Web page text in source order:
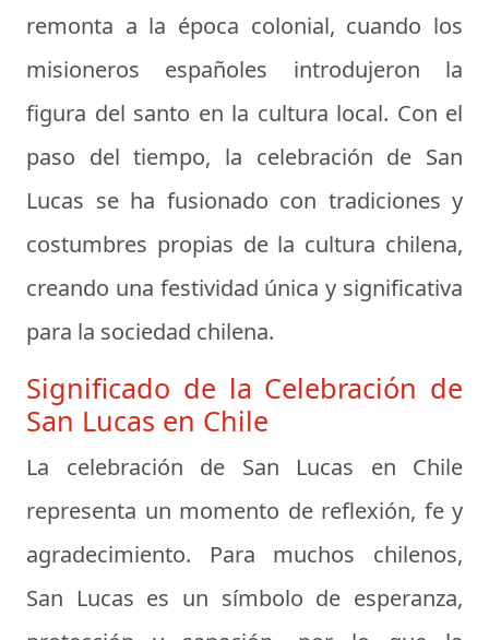
remonta a la época colonial, cuando los
misioneros españoles introdujeron la
figura del santo en la cultura local. Con el
paso del tiempo, la celebración de San
Lucas se ha fusionado con tradiciones y
costumbres propias de la cultura chilena,
creando una festividad única y significativa
para la sociedad chilena.
Significado de la Celebración de
San Lucas en Chile
La celebración de San Lucas en Chile
representa un momento de reflexión, fe y
agradecimiento. Para muchos chilenos,
San Lucas es un símbolo de esperanza,